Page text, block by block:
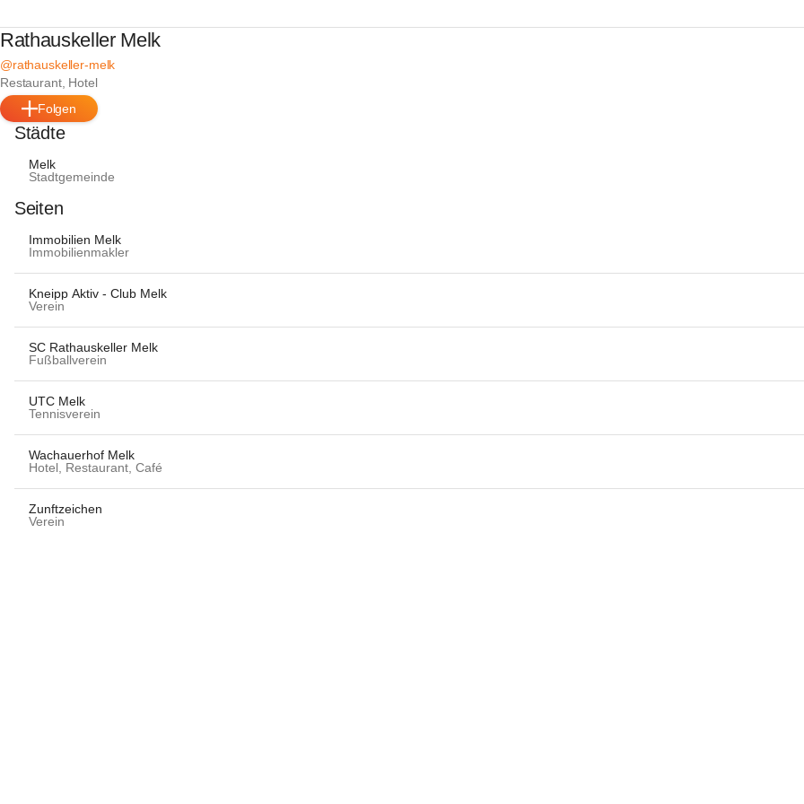
Rathauskeller Melk
@rathauskeller-melk
Restaurant, Hotel
Folgen
Städte
Melk
Stadtgemeinde
Seiten
Immobilien Melk
Immobilienmakler
Kneipp Aktiv - Club Melk
Verein
SC Rathauskeller Melk
Fußballverein
UTC Melk
Tennisverein
Wachauerhof Melk
Hotel, Restaurant, Café
Zunftzeichen
Verein